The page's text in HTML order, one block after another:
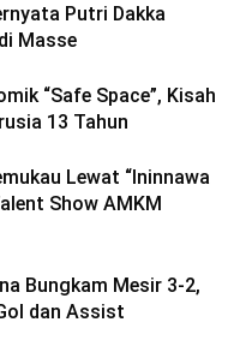
Putri Dakka
Masse
“Safe Space”, Kisah
13 Tahun
Lewat “Ininnawa
Show AMKM
Bungkam Mesir 3-2,
dan Assist